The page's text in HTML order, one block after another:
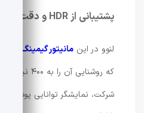
پشتیبانی از HDR و دقت رنگ بالا
لنوو در این مانیتور گیمینگ
که روشنایی